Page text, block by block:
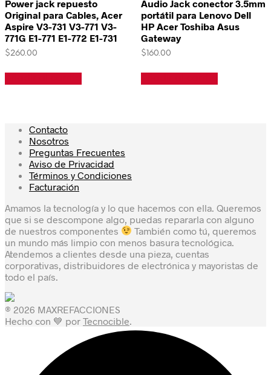
Power jack repuesto
Original para Cables, Acer
Aspire V3-731 V3-771 V3-
771G E1-771 E1-772 E1-731
$260.00
Audio Jack conector 3.5mm
portátil para Lenovo Dell
HP Acer Toshiba Asus
Gateway
$160.00
Contacto
Nosotros
Preguntas Frecuentes
Aviso de Privacidad
Términos y Condiciones
Facturación
Amamos la tecnología y lo que hacemos con ella. Queremos
que si se descompone algo, puedas repararla con alguno
de nuestros componentes
También como tú, queremos
un mundo más limpio con menos basura tecnológica.
Atendemos a clientes desde una pieza, cuentas
corporativas, distribuidores de electrónica y mayoristas de
todo el país.
® 2026 MAXREFACCIONES
Hecho con 💙 por Tecnocible